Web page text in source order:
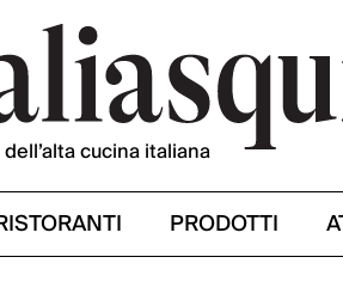
cucina italiana
PRODOTTI